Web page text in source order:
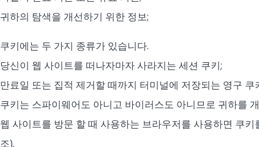
귀하의 탐색을 개선하기 위한 정보;
쿠키에는 두 가지 종류가 있습니다.
당신이 웹 사이트를 떠나자마자 사라지는 세션 쿠키;
만료일 또는 집적 제거할 때까지 터미널에 저장되는 영구 쿠
쿠키는 스파이웨어도 아니고 바이러스도 아니므로 귀하를
웹 사이트를 방문 할 때 사용하는 브라우저를 사용하면 쿠
조).